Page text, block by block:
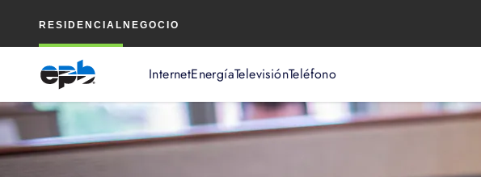
RESIDENCIAL NEGOCIO
InternetEnergíaTelevisiónTeléfono
principal